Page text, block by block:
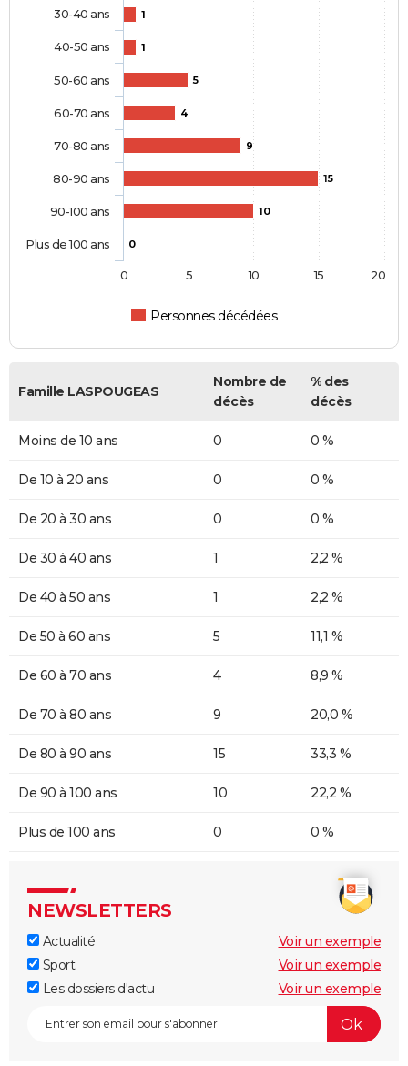
1
1
5
4
9
15
10
0
Personnes décédées
30-40 ans
40-50 ans
50-60 ans
60-70 ans
70-80 ans
80-90 ans
90-100 ans
Plus de 100 ans
0 5 10 15 20
Famille LASPOUGEAS
Nombre de
décès
% des
décès
Moins de 10 ans 0 0 %
De 10 à 20 ans 0 0 %
De 20 à 30 ans 0 0 %
De 30 à 40 ans 1 2,2 %
De 40 à 50 ans 1 2,2 %
De 50 à 60 ans 5 11,1 %
De 60 à 70 ans 4 8,9 %
De 70 à 80 ans 9 20,0 %
De 80 à 90 ans 15 33,3 %
De 90 à 100 ans 10 22,2 %
Plus de 100 ans 0 0 %
NEWSLETTERS
Actualité
Voir un exemple
Sport
Voir un exemple
Les dossiers d'actu
Voir un exemple